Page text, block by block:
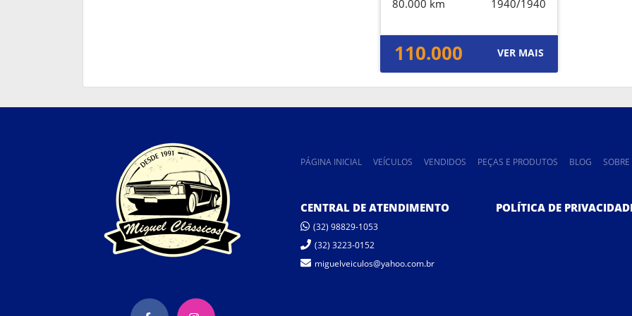
80.000 km 1940/1940
110.000 VER MAIS
PÁGINA INICIAL VEÍCULOS VENDIDOS PEÇAS E PRODUTOS BLOG
CENTRAL DE ATENDIMENTO
(32) 98829-1053
(32) 3223-0152
miguelveiculos@yahoo.com.br
POLÍTICA DE